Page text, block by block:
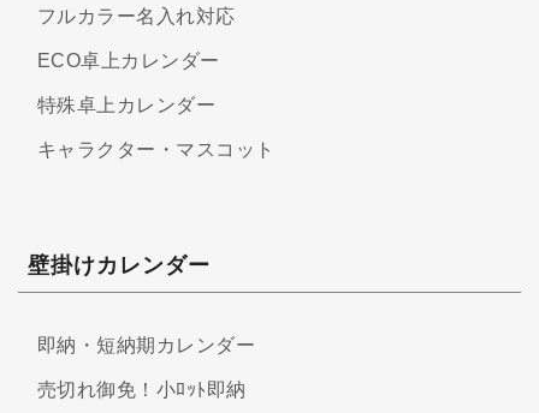
フルカラー名入れ対応
ECO卓上カレンダー
特殊卓上カレンダー
キャラクター・マスコット
壁掛けカレンダー
即納・短納期カレンダー
売切れ御免！小ﾛｯﾄ即納